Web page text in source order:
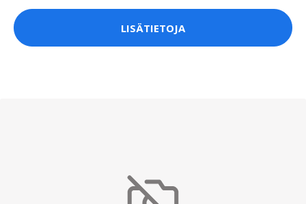
LISÄTIETOJA